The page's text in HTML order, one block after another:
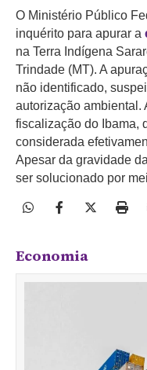
O Ministério Público
inquérito para apurar a
na Terra Indígena
Trindade (MT). A
não identificado,
autorização ambiental.
fiscalização do Ibama,
considerada
Apesar da gravidade
ser solucionado por
Economia